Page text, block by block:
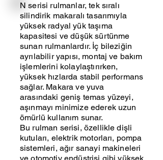
N serisi rulmanlar, tek sıralı
silindirik makaralı tasarımıyla
yüksek radyal yük taşıma
kapasitesi ve düşük sürtünme
sunan rulmanlardır. İç bileziğin
ayrılabilir yapısı, montaj ve bakım
işlemlerini kolaylaştırırken,
yüksek hızlarda stabil performans
sağlar. Makara ve yuva
arasındaki geniş temas yüzeyi,
aşınmayı minimize ederek uzun
ömürlü kullanım sunar.
Bu rulman serisi, özellikle dişli
kutuları, elektrik motorları, pompa
sistemleri, ağır sanayi makineleri